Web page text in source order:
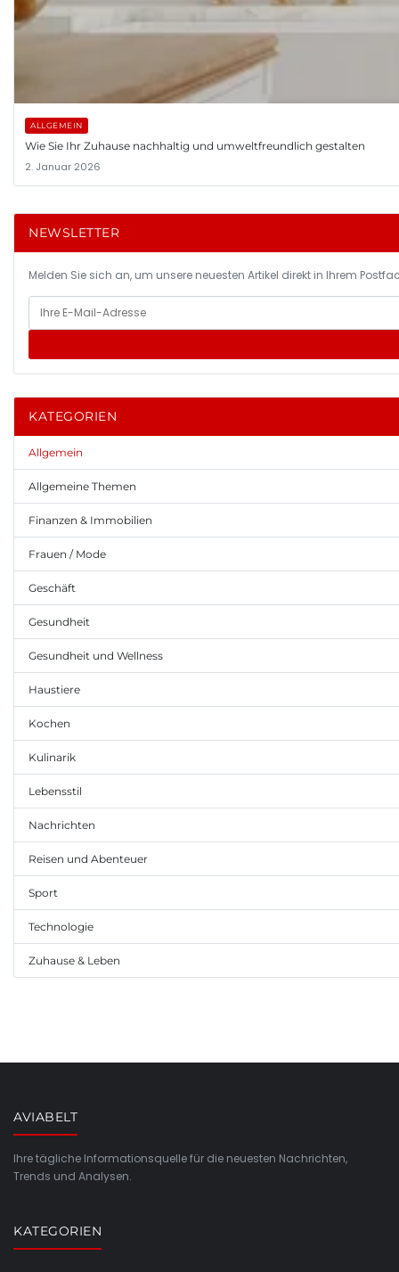
ALLGEMEIN
Wie Sie Ihr Zuhause nachhaltig und umweltfreundlich gestalten
2. Januar 2026
NEWSLETTER
Melden Sie sich an, um unsere neuesten Artikel direkt in Ihrem
KATEGORIEN
Allgemein
Allgemeine Themen
Finanzen & Immobilien
Frauen / Mode
Geschäft
Gesundheit
Gesundheit und Wellness
Haustiere
Kochen
Kulinarik
Lebensstil
Nachrichten
Reisen und Abenteuer
Sport
Technologie
Zuhause & Leben
AVIABELT
Ihre tägliche Informationsquelle für die neuesten Nachrichten,
Trends und Analysen.
KATEGORIEN